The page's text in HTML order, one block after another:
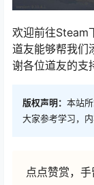
欢迎前往Steam
道友能够帮我们
谢各位道友的支
版权声明： 本站
大家参考学习，
点点赞赏，